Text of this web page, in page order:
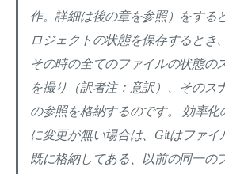
作。詳細は後の章を参照）をする
ロジェクトの状態を保存するとき
その時の全てのファイルの状態の
を撮り（訳者注：意訳）、そのス
の参照を格納するのです。 効率化
に変更が無い場合は、Gitはファイ
既に格納してある、以前の同一の